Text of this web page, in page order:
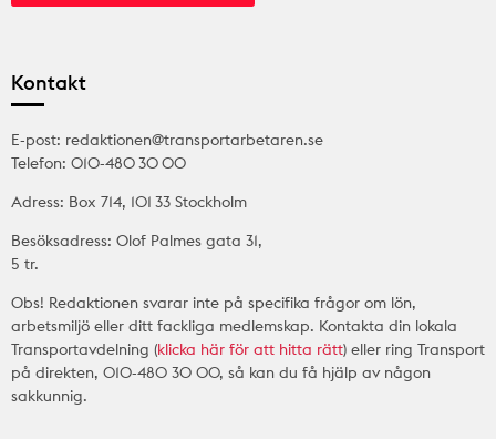
Kontakt
E-post: redaktionen@transportarbetaren.se
Telefon: 010-480 30 00
Adress: Box 714, 101 33 Stockholm
Besöksadress: Olof Palmes gata 31,
5 tr.
Obs! Redaktionen svarar inte på specifika frågor om lön,
arbetsmiljö eller ditt fackliga medlemskap. Kontakta din lokala
Transportavdelning (klicka här för att hitta rätt) eller ring Transport
på direkten, 010-480 30 00, så kan du få hjälp av någon
sakkunnig.